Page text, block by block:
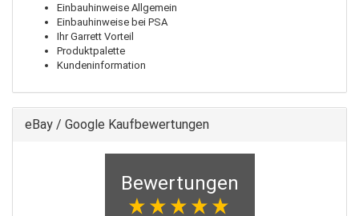
Einbauhinweise Allgemein
Einbauhinweise bei PSA
Ihr Garrett Vorteil
Produktpalette
Kundeninformation
eBay / Google Kaufbewertungen
Bewertungen